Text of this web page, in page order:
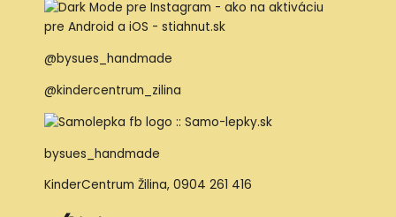
@bysues_handmade
@kindercentrum_zilina
bysues_handmade
KinderCentrum Žilina, 0904 261 416